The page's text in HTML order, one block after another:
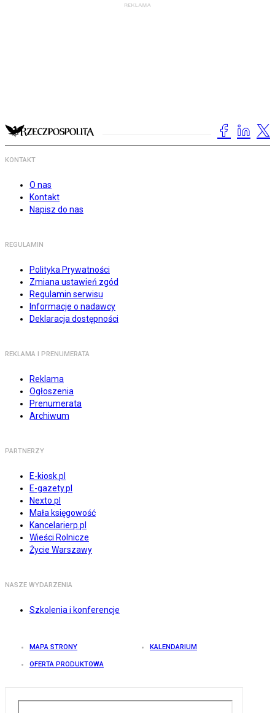
KONTAKT
O nas
Kontakt
Napisz do nas
REGULAMIN
Polityka Prywatności
Zmiana ustawień zgód
Regulamin serwisu
Informacje o nadawcy
Deklaracja dostępności
REKLAMA I PRENUMERATA
Reklama
Ogłoszenia
Prenumerata
Archiwum
PARTNERZY
E-kiosk.pl
E-gazety.pl
Nexto.pl
Mała księgowość
Kancelarierp.pl
Wieści Rolnicze
Życie Warszawy
NASZE WYDARZENIA
Szkolenia i konferencje
MAPA STRONY KALENDARIUM
OFERTA PRODUKTOWA